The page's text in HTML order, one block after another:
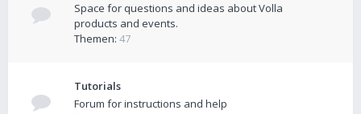
Space for questions and ideas about Volla
products and events.
Themen: 47
Tutorials
Forum for instructions and help